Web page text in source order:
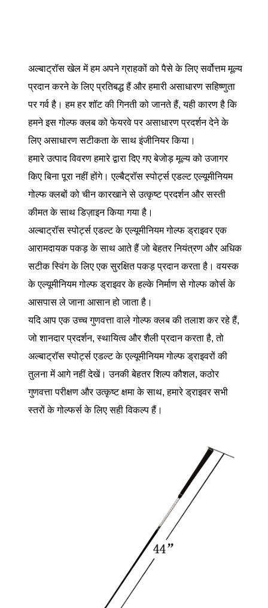
अल्बाट्रॉस खेल में हम अपने ग्राहकों को पैसे के लिए सर्वोत्तम मूल्य
प्रदान करने के लिए प्रतिबद्ध हैं और हमारी असाधारण सहिष्णुता
पर गर्व है। हम हर शॉट की गिनती को जानते हैं, यही कारण है कि
हमने इस गोल्फ क्लब को फेयरवे पर असाधारण प्रदर्शन देने के
लिए असाधारण सटीकता के साथ इंजीनियर किया।
हमारे उत्पाद विवरण हमारे द्वारा दिए गए बेजोड़ मूल्य को उजागर
किए बिना पूरा नहीं होंगे। एल्बैट्रॉस स्पोर्ट्स एडल्ट एल्यूमीनियम
गोल्फ क्लबों को चीन कारखाने से उत्कृष्ट प्रदर्शन और सस्ती
कीमत के साथ डिज़ाइन किया गया है।
अल्बाट्रॉस स्पोर्ट्स एडल्ट के एल्यूमीनियम गोल्फ ड्राइवर एक
आरामदायक पकड़ के साथ आते हैं जो बेहतर नियंत्रण और अधिक
सटीक स्विंग के लिए एक सुरक्षित पकड़ प्रदान करता है। वयस्क
के एल्यूमीनियम गोल्फ ड्राइवर के हल्के निर्माण से गोल्फ कोर्स के
आसपास ले जाना आसान हो जाता है।
यदि आप एक उच्च गुणवत्ता वाले गोल्फ क्लब की तलाश कर रहे हैं,
जो शानदार प्रदर्शन, स्थायित्व और शैली प्रदान करता है, तो
अल्बाट्रॉस स्पोर्ट्स एडल्ट के एल्यूमीनियम गोल्फ ड्राइवरों की
तुलना में आगे नहीं देखें। उनकी बेहतर शिल्प कौशल, कठोर
गुणवत्ता परीक्षण और उत्कृष्ट क्षमा के साथ, हमारे ड्राइवर सभी
स्तरों के गोल्फर्स के लिए सही विकल्प हैं।